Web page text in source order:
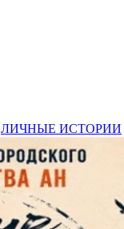
ЛИЧНЫЕ ИСТОРИИ